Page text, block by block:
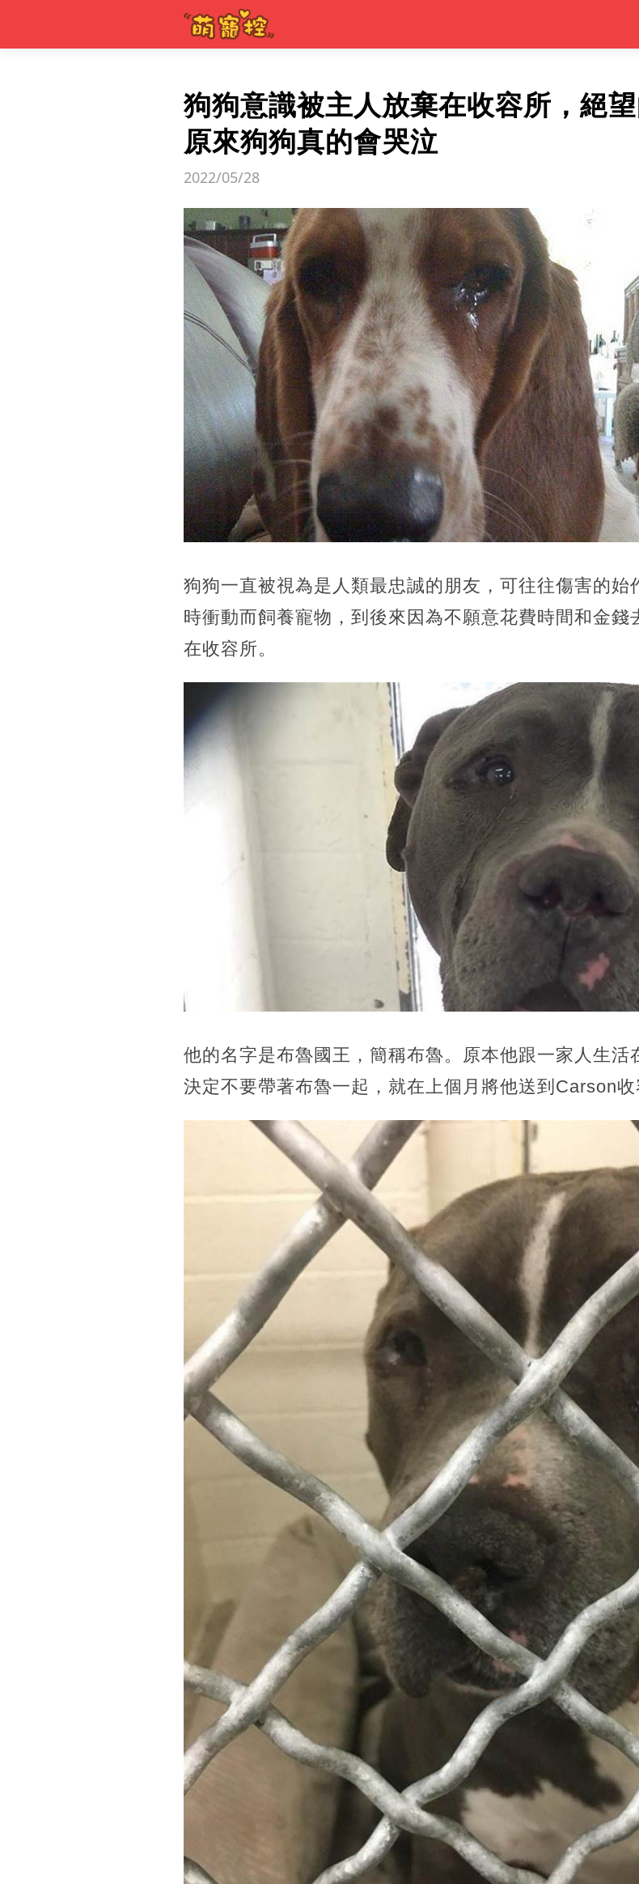
狗狗意識被主人放棄在收容所，絕
原來狗狗真的會哭泣
2022/05/28
狗狗一直被視為是人類最忠誠的朋友，可往往傷害的始
時衝動而飼養寵物，到後來因為不願意花費時間和金
在收容所。
他的名字是布魯國王，簡稱布魯。原本他跟一家人生
決定不要帶著布魯一起，就在上個月將他送到Carson收